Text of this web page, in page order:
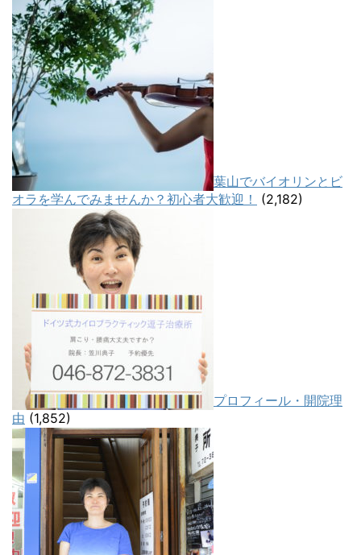
葉山でバイオリンとビ
オラを学んでみませんか？初心者大歓迎！
(2,182)
プロフィール・開院理
由 (1,852)